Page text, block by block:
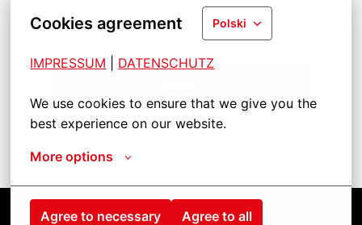
Cookies agreement Polski
IMPRESSUM DATENSCHUTZ
We use cookies to ensure that we give you the
best experience on our website.
More options
Agree to necessary Agree to all